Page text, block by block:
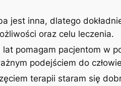
jest inna, dlatego
oraz celu leczenia.
lat pomagam pacjentom w
podejściem do
terapii staram się